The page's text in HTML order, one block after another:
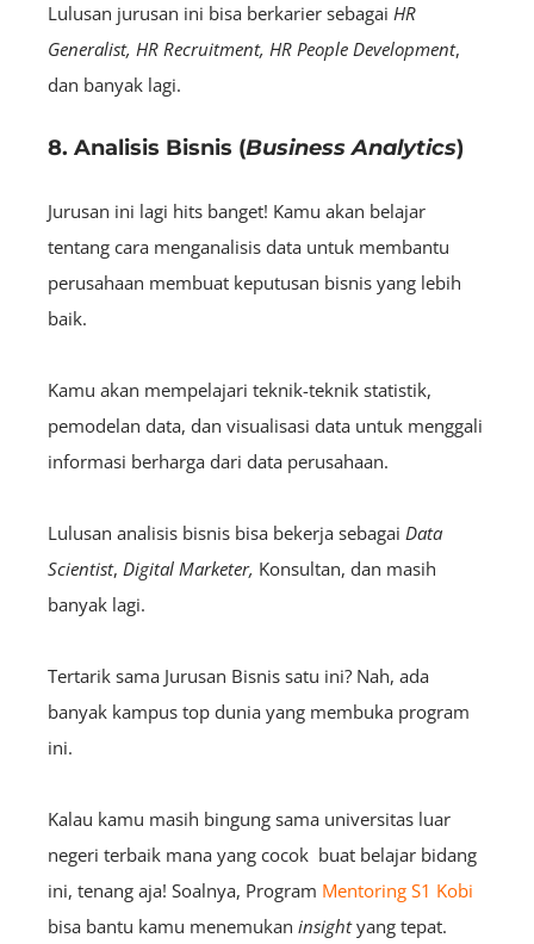
Lulusan jurusan ini bisa berkarier sebagai HR
Generalist, HR Recruitment, HR People Development,
dan banyak lagi.
8. Analisis Bisnis (Business Analytics)
Jurusan ini lagi hits banget! Kamu akan belajar
tentang cara menganalisis data untuk membantu
perusahaan membuat keputusan bisnis yang lebih
baik.
Kamu akan mempelajari teknik-teknik statistik,
pemodelan data, dan visualisasi data untuk menggali
informasi berharga dari data perusahaan.
Lulusan analisis bisnis bisa bekerja sebagai Data
Scientist, Digital Marketer, Konsultan, dan masih
banyak lagi.
Tertarik sama Jurusan Bisnis satu ini? Nah, ada
banyak kampus top dunia yang membuka program
ini.
Kalau kamu masih bingung sama universitas luar
negeri terbaik mana yang cocok buat belajar bidang
ini, tenang aja! Soalnya, Program Mentoring S1 Kobi
bisa bantu kamu menemukan insightyang tepat.